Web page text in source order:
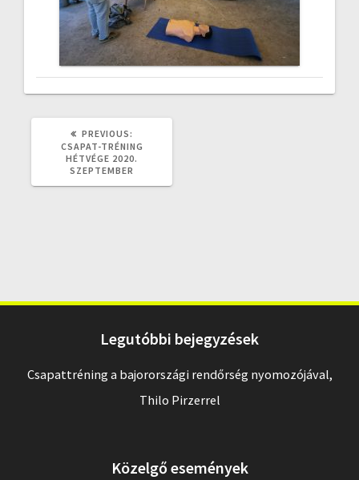
PREVIOUS:
POST:
CSAPAT-TRÉNING
HÉTVÉGE 2020.
SZEPTEMBER
Legutóbbi bejegyzések
Csapattréning a bajorországi rendőrség nyomozójával,
Thilo Pirzerrel
Közelgő események